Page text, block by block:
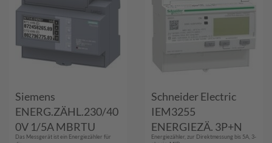
Siemens
ENERG.ZÄHL.230/40
0V 1/5A MBRTU
Das Messgerät ist ein Energiezähler für
Schneider Electric
IEM3255
ENERGIEZÄ. 3P+N
Energiezähler, zur Direktmessung bis 5A, 3-